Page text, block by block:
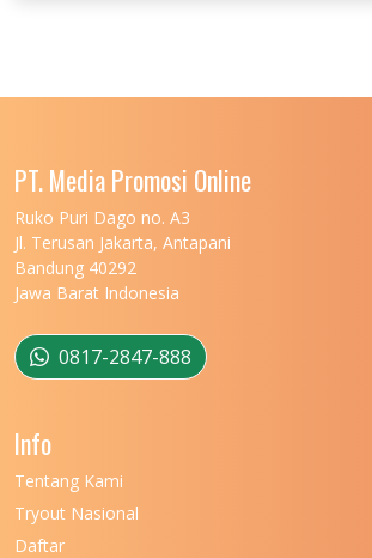
UNIVERSITAS MALIKUSSALEH
UNIVERSITAS MARITIM RAJA ALI HAJI
UNIVERSITAS MATARAM
UNIVERSITAS MULAWARMAN
UNIVERSITAS MUSAMUS
UNIVERSITAS NEGERI KHAIRUN
PT. Media Promosi Online
Ruko Puri Dago no. A3
Jl. Terusan Jakarta, Antapani
Bandung 40292
Jawa Barat Indonesia
0817-2847-888
Info
Tentang Kami
Tryout Nasional
Daftar